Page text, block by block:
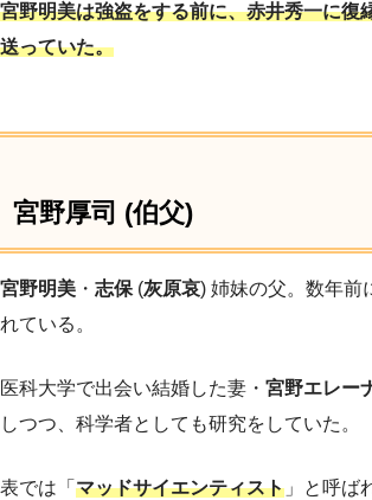
宮野明美は強盗をする前に、赤井秀一に復
送っていた。
宮野厚司 (伯父)
宮野明美 ・ 志保 (灰原哀) 姉妹の父。数年前
れている。
医科大学で出会い結婚した妻・ 宮野エレー
しつつ、科学者としても研究をしていた。
表では「 マッドサイエンティスト 」と呼ば